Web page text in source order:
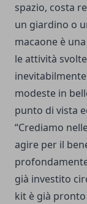
spazio, costa
un giardino o
macaone è
le attività
modeste in
punto di vista
“Crediamo
agire per il
già investito
kit è già